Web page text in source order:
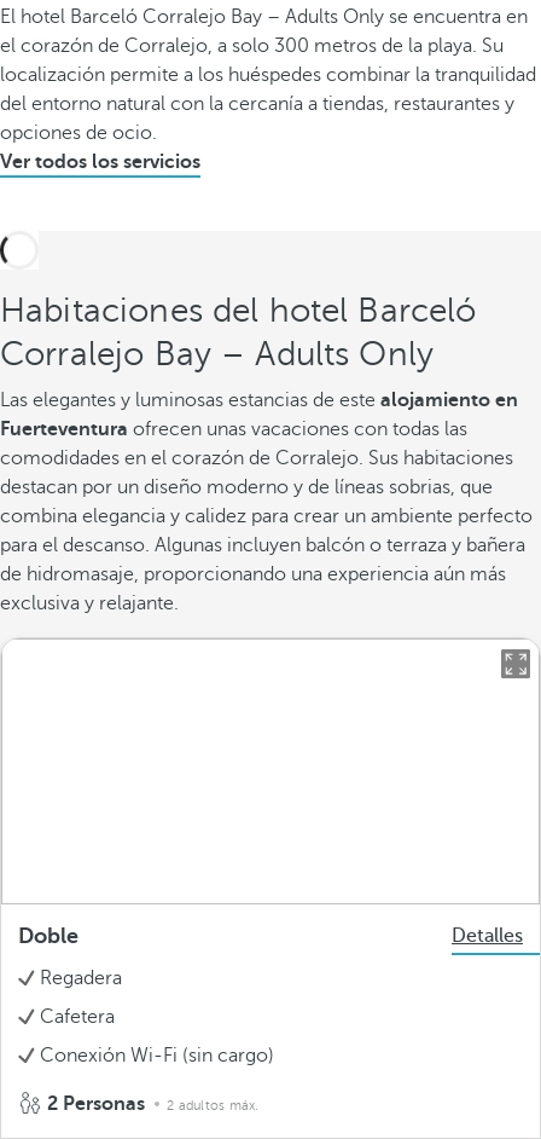
El hotel Barceló Corralejo Bay – Adults Only se encuentra en
el corazón de Corralejo, a solo 300 metros de la playa. Su
localización permite a los huéspedes combinar la tranquilidad
del entorno natural con la cercanía a tiendas, restaurantes y
opciones de ocio.
Ver todos los servicios
Habitaciones del hotel Barceló
Corralejo Bay – Adults Only
Las elegantes y luminosas estancias de este alojamiento en
Fuerteventura ofrecen unas vacaciones con todas las
comodidades en el corazón de Corralejo. Sus habitaciones
destacan por un diseño moderno y de líneas sobrias, que
combina elegancia y calidez para crear un ambiente perfecto
para el descanso. Algunas incluyen balcón o terraza y bañera
de hidromasaje, proporcionando una experiencia aún más
exclusiva y relajante.
Doble
Detalles
Regadera
Cafetera
Conexión Wi-Fi (sin cargo)
2 Personas 2 adultos máx.